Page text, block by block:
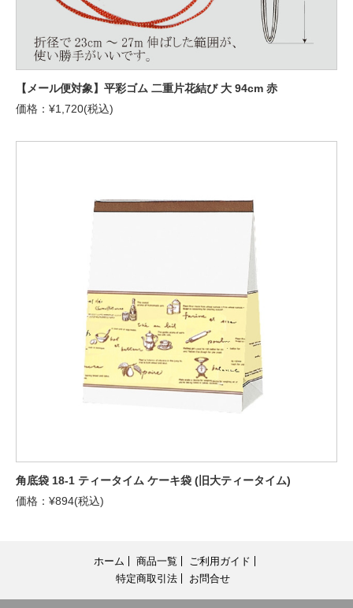
【メール便対象】平彩ゴム 二重片花結び 大 94cm 赤
価格：¥1,720(税込)
角底袋 18-1 ティータイム ケーキ袋 (旧大ティータイム)
価格：¥894(税込)
ホーム 商品一覧
ご利用ガイド
特定商取引法
お問合せ